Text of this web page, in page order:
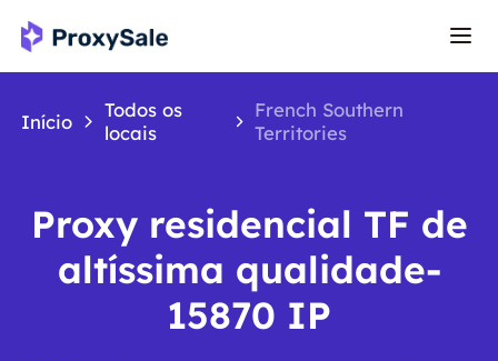
Início
Todos os
locais
French Southern
Territories
Proxy residencial TF de
altíssima qualidade-
15870 IP